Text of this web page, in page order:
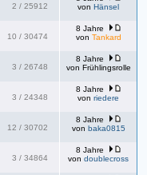
2 / 25912
von Hänsel
10 / 30474
8 Jahre
von Tankard
3 / 26748
8 Jahre
von Frühlingsrolle
3 / 24348
8 Jahre
von riedere
12 / 30702
8 Jahre
von baka0815
3 / 34864
8 Jahre
von doublecross